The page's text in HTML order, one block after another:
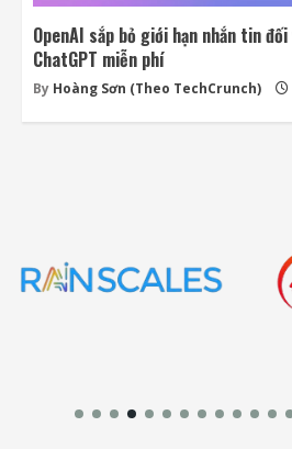
OpenAI sắp bỏ giới hạn nhắn tin
ChatGPT miễn phí
By Hoàng Sơn (Theo TechCrunch)